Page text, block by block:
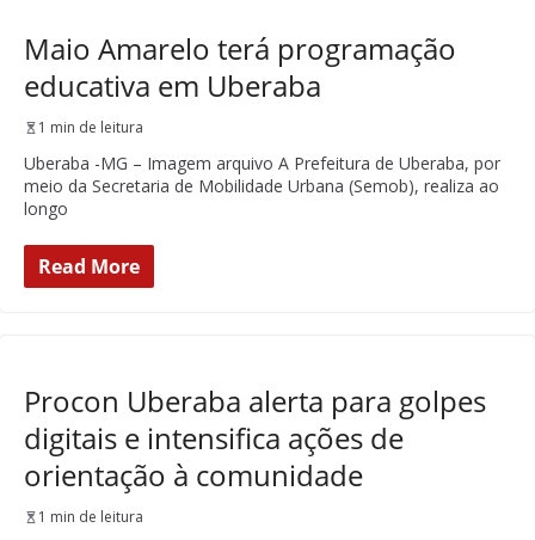
Maio Amarelo terá programação
educativa em Uberaba
1 min de leitura
Uberaba -MG – Imagem arquivo A Prefeitura de Uberaba, por
meio da Secretaria de Mobilidade Urbana (Semob), realiza ao
longo
Read More
Procon Uberaba alerta para golpes
digitais e intensifica ações de
orientação à comunidade
1 min de leitura